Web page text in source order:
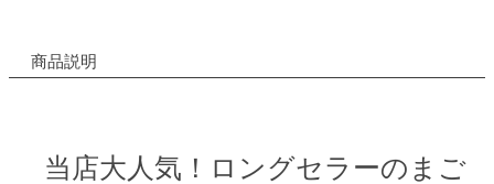
商品説明
当店大人気！ロングセラーのまご